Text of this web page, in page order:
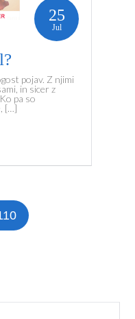
25
Jul
pojav. Z njimi
in sicer z
pa so
[…]